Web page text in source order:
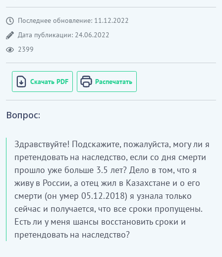
Последнее обновление: 11.12.2022
Дата публикации: 24.06.2022
2399
Скачать PDF Распечатать
Вопрос:
Здравствуйте! Подскажите, пожалуйста, могу ли я
претендовать на наследство, если со дня смерти
прошло уже больше 3.5 лет? Дело в том, что я
живу в России, а отец жил в Казахстане и о его
смерти (он умер 05.12.2018) я узнала только
сейчас и получается, что все сроки пропущены.
Есть ли у меня шансы восстановить сроки и
претендовать на наследство?